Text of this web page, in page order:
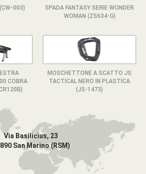
003)
SPADA FANTASY SERIE WONDER
WOMAN (ZS634-G)
COBRA
MOSCHETTONE A SCATTO JS
TACTICAL NERO IN PLASTICA
(JS-1473)
Via Basilicius, 23
San Marino (RSM)